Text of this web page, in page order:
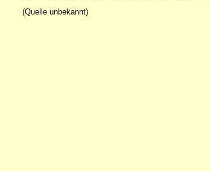
(Quelle unbekannt)